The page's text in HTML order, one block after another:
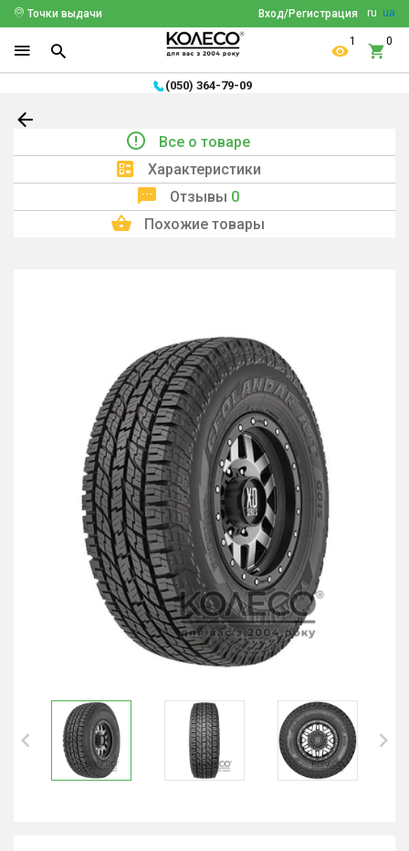
ru ua
Вход/Регистрация
Точки выдачи
1 0
(050) 364-79-09
Все о товаре
Характеристики
Отзывы 0
Похожие товары